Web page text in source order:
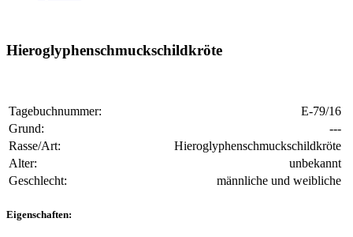
Hieroglyphenschmuckschildkröte
Tagebuchnummer:
E-79/16
Grund:
---
Rasse/Art:
Hieroglyphenschmuckschildkröte
Alter:
unbekannt
Geschlecht:
männliche und weibliche
Eigenschaften: